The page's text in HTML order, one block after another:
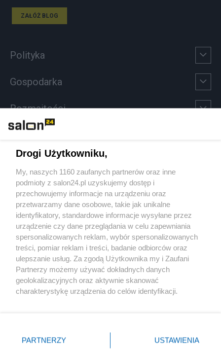
ZAŁÓŻ BLOG
Polityka
Gospodarka
Rozmaitości
Sport
Społeczeństwo
Kultura
X Facebook Instagram Youtube
Drogi Użytkowniku,
My, naszych 1160 zaufanych partnerów oraz inne
podmioty z salon24.pl uzyskujemy dostęp i
przechowujemy informacje na urządzeniu oraz
przetwarzamy dane osobowe, takie jak unikalne
identyfikatory, standardowe informacje wysyłane przez
urządzenie czy dane przeglądania w celu zapewniania
spersonalizowanych reklam, wybór spersonalizowanych
treści, pomiar reklam i treści, badanie odbiorców oraz
ulepszanie usług. Za zgodą Użytkownika my i Zaufani
Partnerzy możemy używać dokładnych danych
geolokalizacyjnych oraz aktywnie skanować
charakterystykę urządzenia do celów identyfikacji.
zmienić/wycofać klikając przycisk ustawień prywatności
znajdujący się w lewym dolnym rogu strony
PARTNERZY USTAWIENIA